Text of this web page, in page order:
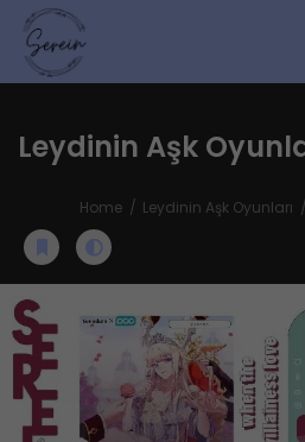
Leydinin Aşk
Home Leydinin Aşk Oyunları